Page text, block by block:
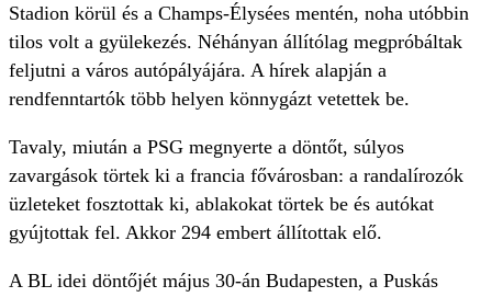
Stadion körül és a Champs-Élysées mentén, noha utóbbin
tilos volt a gyülekezés. Néhányan állítólag megpróbáltak
feljutni a város autópályájára. A hírek alapján a
rendfenntartók több helyen könnygázt vetettek be.
Tavaly, miután a PSG megnyerte a döntőt, súlyos
zavargások törtek ki a francia fővárosban: a randalírozók
üzleteket fosztottak ki, ablakokat törtek be és autókat
gyújtottak fel. Akkor 294 embert állítottak elő.
A BL idei döntőjét május 30-án Budapesten, a Puskás